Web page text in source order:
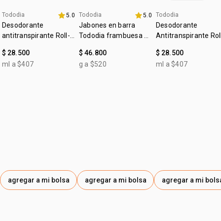
4u al 40%
Tododia 5.0
Desodorante
antitranspirante Roll-
$ 28.500
ml a $407
agregar a mi bolsa
+20% off
Tododia 5.0
Jabones en barra
Tododia frambuesa y
$ 46.800
g a $520
agregar a mi bolsa
4u al 40%
Tododia
Desodorante
Antitranspirante
Uniforme
$ 28.500
ml a $407
agregar a mi